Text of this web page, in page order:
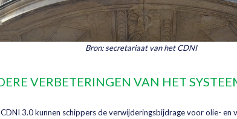
Bron: secretariaat van het CDNI
VERBETERINGEN VAN HET
3.0 kunnen schippers de verwijderingsbijdrage voor olie-